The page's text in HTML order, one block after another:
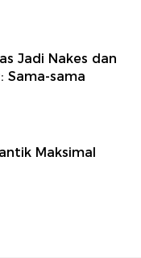
Jadi Nakes dan
Sama-sama
Maksimal